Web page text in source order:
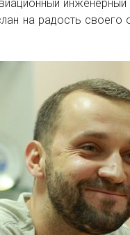
на радость своего